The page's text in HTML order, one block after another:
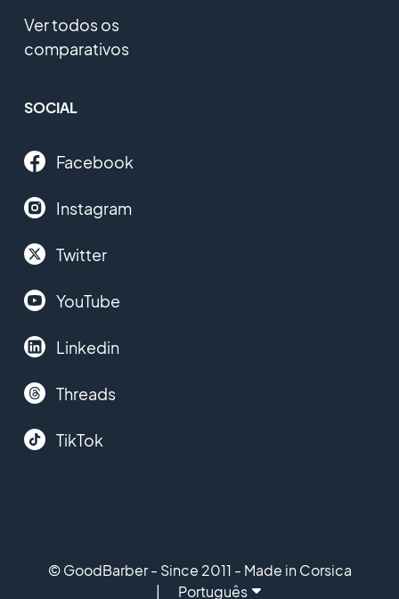
Ver todos os
comparativos
SOCIAL
Facebook
Instagram
Twitter
YouTube
Linkedin
Threads
TikTok
© GoodBarber - Since 2011 - Made in Corsica
Português